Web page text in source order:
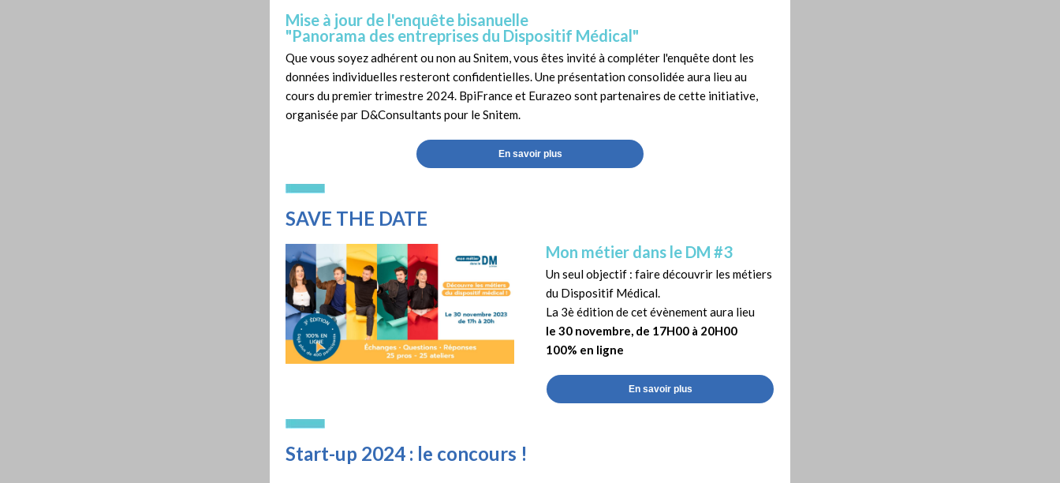
Mise à jour de l'enquête bisanuelle
"Panorama des entreprises du Dispositif Médical"
Que vous soyez adhérent ou non au Snitem, vous êtes invité à compléter l'enquête dont les
données individuelles resteront confidentielles. Une présentation consolidée aura lieu au
cours du premier trimestre 2024. BpiFrance et Eurazeo sont partenaires de cette initiative,
organisée par D&Consultants pour le Snitem.
En savoir plus
SAVE THE DATE
Mon métier dans le DM #3
Un seul objectif : faire découvrir les métiers
du Dispositif Médical.
La 3è édition de cet évènement aura lieu
le 30 novembre, de 17H00 à 20H00
100% en ligne
En savoir plus
Start-up 2024 : le concours !